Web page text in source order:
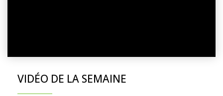
VIDÉO DE LA SEMAINE